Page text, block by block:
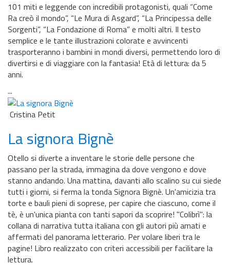
101 miti e leggende con incredibili protagonisti, quali “Come
Ra creò il mondo”, “Le Mura di Asgard”, “La Principessa delle
Sorgenti”, “La Fondazione di Roma” e molti altri. Il testo
semplice e le tante illustrazioni colorate e avvincenti
trasporteranno i bambini in mondi diversi, permettendo loro di
divertirsi e di viaggiare con la fantasia! Età di lettura: da 5
anni.
...
Cristina Petit
La signora Bignè
Otello si diverte a inventare le storie delle persone che
passano per la strada, immagina da dove vengono e dove
stanno andando. Una mattina, davanti allo scalino su cui siede
tutti i giorni, si ferma la tonda Signora Bignè. Un'amicizia tra
torte e bauli pieni di soprese, per capire che ciascuno, come il
tè, è un'unica pianta con tanti sapori da scoprire! ''Colibrì'': la
collana di narrativa tutta italiana con gli autori più amati e
affermati del panorama letterario. Per volare liberi tra le
pagine! Libro realizzato con criteri accessibili per facilitare la
lettura.